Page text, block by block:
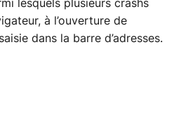
lesquels plusieurs crashs
à l’ouverture de
dans la barre d’adresses.